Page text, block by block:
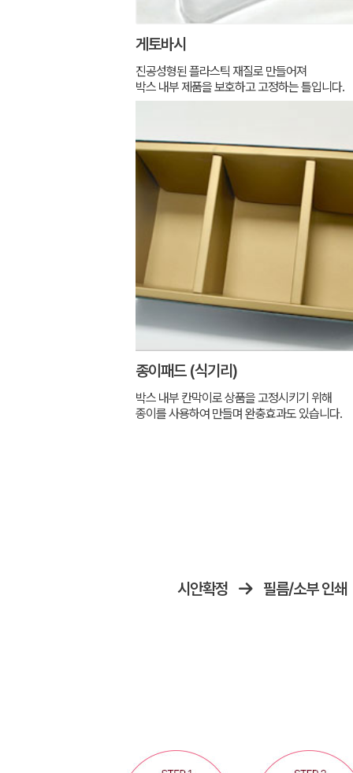
게토바시
진공성형된 플라스틱 재질로 만들어져
박스 내부 제품을 보호하고 고정하는 틀입니다.
종이패드 (식기리)
박스 내부 칸막이로 상품을 고정시키기 위해
종이를 사용하여 만들며 완충효과도 있습니다.
시안확정 필름/소부 인쇄